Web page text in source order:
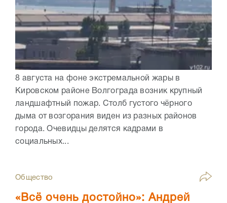
8 августа на фоне экстремальной жары в
Кировском районе Волгограда возник крупный
ландшафтный пожар. Столб густого чёрного
дыма от возгорания виден из разных районов
города. Очевидцы делятся кадрами в
социальных...
Общество
«Всё очень достойно»: Андрей